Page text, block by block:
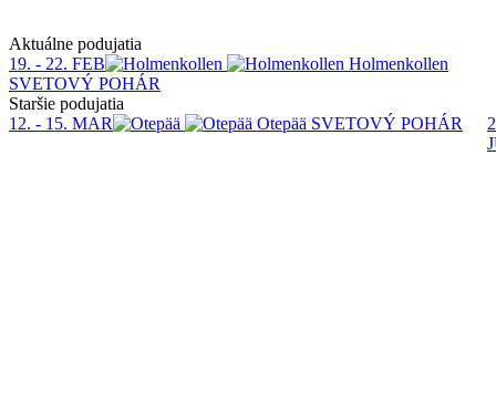
Aktuálne podujatia
19. - 22. FEB
Holmenkollen
SVETOVÝ POHÁR
Staršie podujatia
12. - 15. MAR
Otepää SVETOVÝ POHÁR